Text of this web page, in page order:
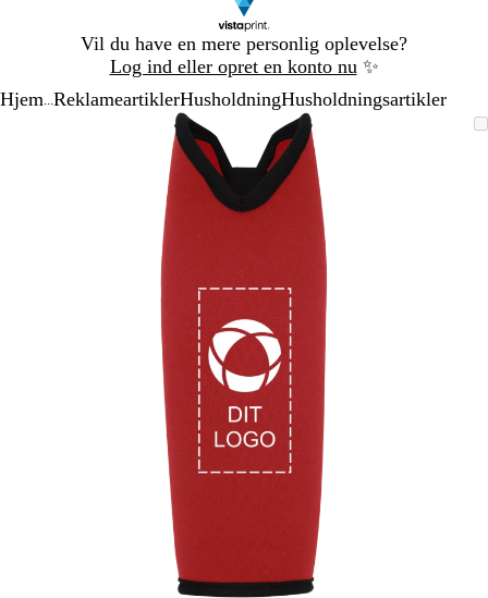
Vil du have en mere personlig oplevelse?
Log ind eller opret en konto nu ✨
1
Hjem ReklameartiklerHusholdningHusholdningsartikler
Zoombart
billede
Zoomet
minimum
for
at
udvide
tasterne
plus
minus
zoome
piletasterne
at
panorere